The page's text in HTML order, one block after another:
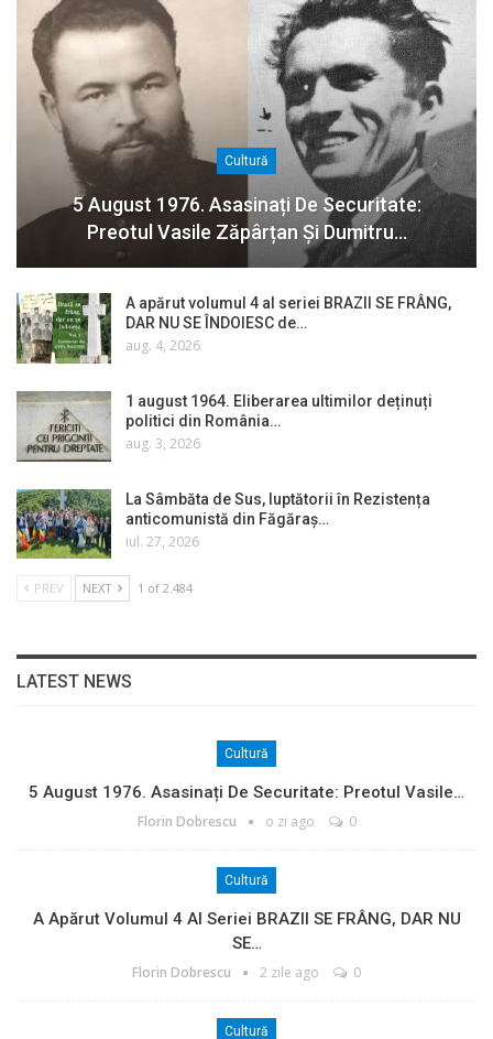
Cultură
5 August 1976. Asasinați De Securitate:
Preotul Vasile Zăpârțan Și Dumitru…
A apărut volumul 4 al seriei BRAZII SE FRÂNG,
DAR NU SE ÎNDOIESC de…
aug. 4, 2026
1 august 1964. Eliberarea ultimilor deținuți
politici din România…
aug. 3, 2026
La Sâmbăta de Sus, luptătorii în Rezistența
anticomunistă din Făgăraș…
iul. 27, 2026
PREV NEXT 1 of 2.484
LATEST NEWS
Cultură
5 August 1976. Asasinați De Securitate: Preotul Vasile…
Florin Dobrescu o zi ago 0
Cultură
A Apărut Volumul 4 Al Seriei BRAZII SE FRÂNG, DAR NU
SE…
Florin Dobrescu 2 zile ago 0
Cultură